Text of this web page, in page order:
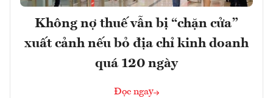
Không nợ thuế vẫn bị “chặn cửa”
xuất cảnh nếu bỏ địa chỉ kinh doanh
quá 120 ngày
Đọc ngay